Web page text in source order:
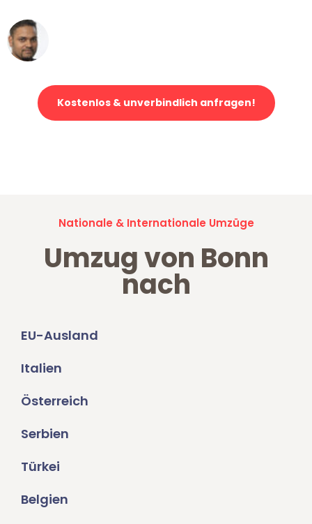
Kostenlos & unverbindlich anfragen!
Nationale & Internationale Umzüge
Umzug von Bonn
nach
EU-Ausland
Italien
Österreich
Serbien
Türkei
Belgien